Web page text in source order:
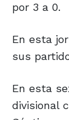
por 3 a 0.
En esta
sus
En esta
divisional